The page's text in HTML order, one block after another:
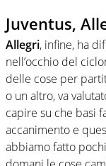
Juventus,
Allegri, infine, ha
nell’occhio del
delle cose per
o un altro, va
capire su che basi
accanimento e
abbiamo fatto